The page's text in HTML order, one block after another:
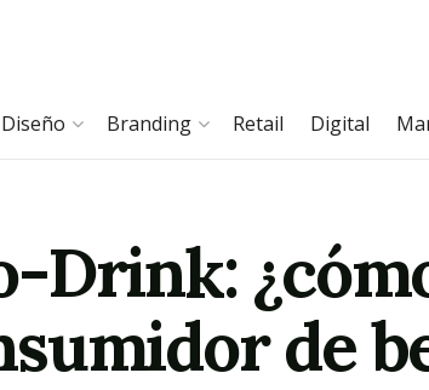
Diseño Branding Retail Digital
Drink:
de